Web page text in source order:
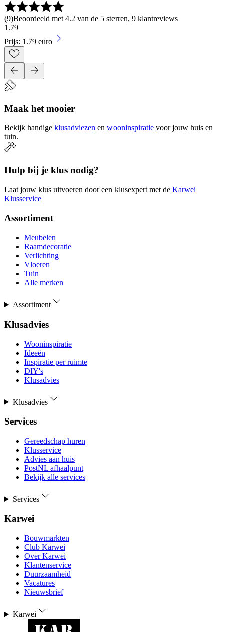
(9)Beoordeeld met 4.2 van de 5 sterren, 9 klantreviews
1 .79
Prijs: 1.79 euro
Maak het mooier
Bekijk handige klusadviezen en wooninspiratie voor jouw huis en
tuin.
Hulp bij je klus nodig?
Laat jouw klus uitvoeren door een klusexpert met de Karwei
Klusservice
Assortiment
Meubelen
Raamdecoratie
Verlichting
Vloeren
Tuin
Alle merken
Assortiment
Klusadvies
Wooninspiratie
Ideeën
Inspiratie per ruimte
DIY's
Klusadvies
Klusadvies
Services
Gereedschap huren
Klusservice
Advies aan huis
PostNL afhaalpunt
Bekijk alle services
Services
Karwei
Bouwmarkten
Club Karwei
Over Karwei
Klantenservice
Duurzaamheid
Vacatures
Nieuwsbrief
Karwei